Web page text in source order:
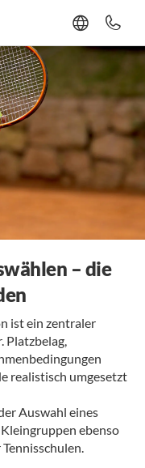
– die
ist ein zentraler
Platzbelag,
realistisch umgesetzt
Auswahl eines
ebenso